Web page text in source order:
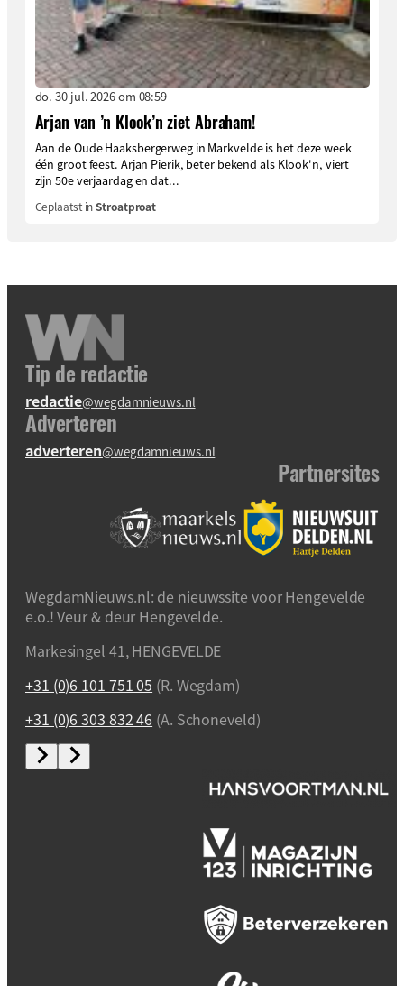
do. 30 jul. 2026 om 08:59
Arjan van ’n Klook’n ziet Abraham!
Aan de Oude Haaksbergerweg in Markvelde is het deze week
één groot feest. Arjan Pierik, beter bekend als Klook'n, viert
zijn 50e verjaardag en dat...
Geplaatst inStroatproat
Tip de redactie
redactie@wegdamnieuws.nl
Adverteren
adverteren@wegdamnieuws.nl
Partnersites
WegdamNieuws.nl: de nieuwssite voor Hengevelde
e.o.! Veur & deur Hengevelde.
Markesingel 41, HENGEVELDE
+31 (0)6 101 751 05 (R. Wegdam)
+31 (0)6 303 832 46 (A. Schoneveld)
(verkoop)voorwaarden / Licenties